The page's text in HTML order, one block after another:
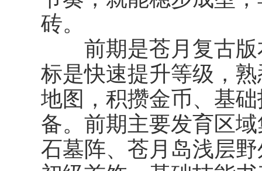
砖。
前期是苍月复古版
标是快速提升等级，
地图，积攒金币、基
备。前期主要发育区
石墓阵、苍月岛浅层